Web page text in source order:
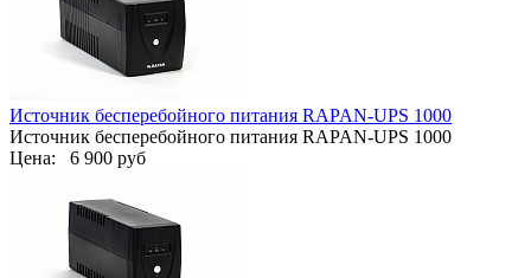
Источник бесперебойного питания RAPAN-UPS 1000
Источник бесперебойного питания RAPAN-UPS 1000
Цена: 6 900 руб